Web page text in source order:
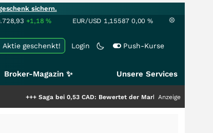
sichern.
+1,18% EUR/USD 1,15587 0,00 %
Login Push-Kurse
Aktie geschenkt!
Broker-Magazin ✨ Unsere Services
Saga bei 0,53 CAD: Bewertet der Markt noch immer nur die Hälfte
Anzeige